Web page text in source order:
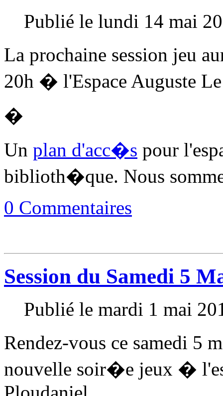
Publié le lundi 14 mai
La prochaine session jeu
20h � l'Espace Auguste
�
Un plan d'acc�s pour
biblioth�que. Nous
0 Commentaires
Session du Samedi 5
Publié le mardi 1 mai
Rendez-vous ce samedi 5
nouvelle soir�e jeux �